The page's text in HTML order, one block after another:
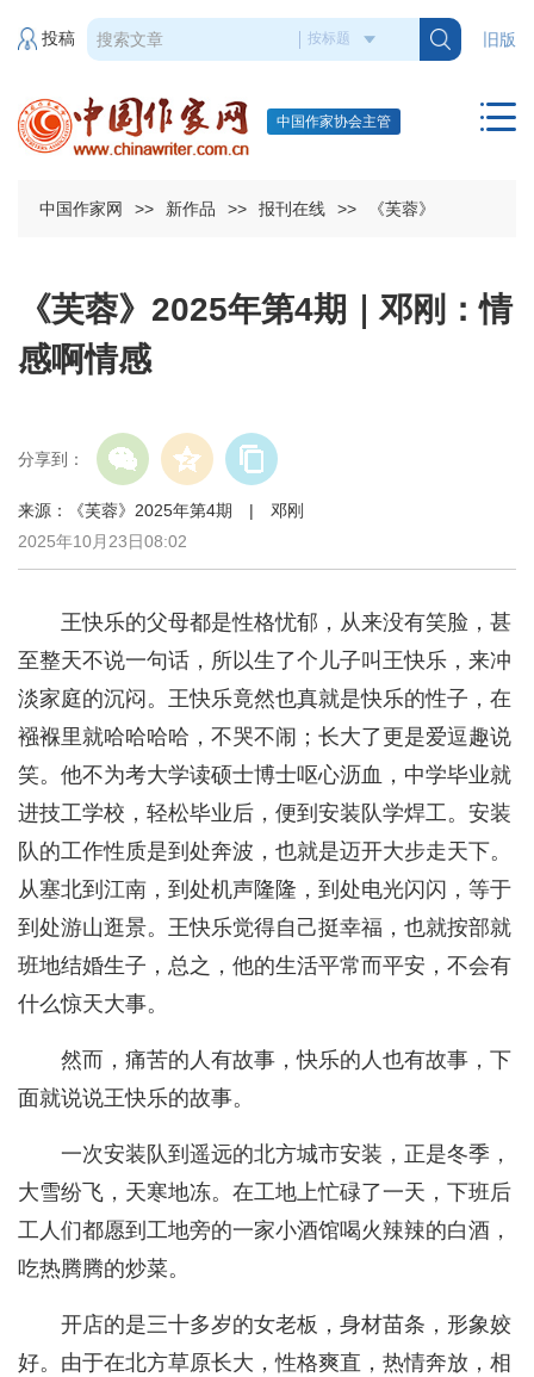
旧版
投稿
中国作家协会主管
中国作家网 >> 新作品 >> 报刊在线 >> 《芙蓉》
《芙蓉》2025年第4期｜邓刚：情
感啊情感
分享到：
来源：《芙蓉》2025年第4期 | 邓刚
2025年10月23日08:02
王快乐的父母都是性格忧郁，从来没有笑脸，甚
至整天不说一句话，所以生了个儿子叫王快乐，来冲
淡家庭的沉闷。王快乐竟然也真就是快乐的性子，在
襁褓里就哈哈哈哈，不哭不闹；长大了更是爱逗趣说
笑。他不为考大学读硕士博士呕心沥血，中学毕业就
进技工学校，轻松毕业后，便到安装队学焊工。安装
队的工作性质是到处奔波，也就是迈开大步走天下。
从塞北到江南，到处机声隆隆，到处电光闪闪，等于
到处游山逛景。王快乐觉得自己挺幸福，也就按部就
班地结婚生子，总之，他的生活平常而平安，不会有
什么惊天大事。
然而，痛苦的人有故事，快乐的人也有故事，下
面就说说王快乐的故事。
一次安装队到遥远的北方城市安装，正是冬季，
大雪纷飞，天寒地冻。在工地上忙碌了一天，下班后
工人们都愿到工地旁的一家小酒馆喝火辣辣的白酒，
吃热腾腾的炒菜。
开店的是三十多岁的女老板，身材苗条，形象姣
好。由于在北方草原长大，性格爽直，热情奔放，相